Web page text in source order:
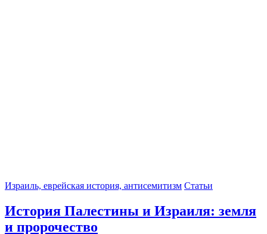
Израиль, еврейская история, антисемитизм Статьи
История Палестины и Израиля: земля
и пророчество